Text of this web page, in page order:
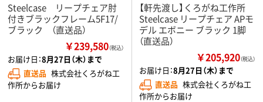
Steelcase リープチェア肘
付きブラックフレーム5F17/
ブラック （直送品）
￥239,580（税込）
お届け日：8月27日（木）まで
直送品 株式会社くろがね工
作所からお届け
【軒先渡し】くろがね工作所
Steelcase リープチェア APモ
デル エボニー ブラック 1脚
（直送品）
￥205,920（税込）
お届け日：8月27日（木）まで
直送品 株式会社くろがね工
作所からお届け